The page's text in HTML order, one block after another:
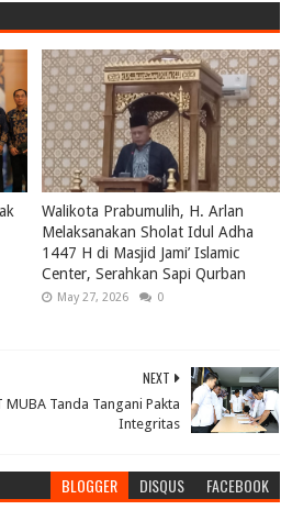
Walikota Prabumulih, H. Arlan
Melaksanakan Sholat Idul Adha
1447 H di Masjid Jami’ Islamic
Center, Serahkan Sapi Qurban
May 27, 2026 0
NEXT
MUBA Tanda Tangani Pakta
Integritas
BLOGGER DISQUS FACEBOOK